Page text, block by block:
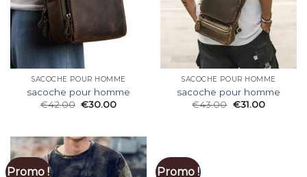
SACOCHE POUR HOMME
sacoche pour homme
€42.00 €30.00
SACOCHE POUR HOMME
sacoche pour homme
€43.00 €31.00
Promo ! Promo !